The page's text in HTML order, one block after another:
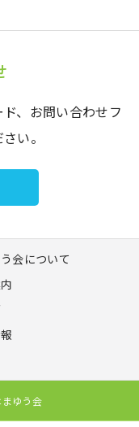
、お問い合わせフ
い。
会について
ゆう会